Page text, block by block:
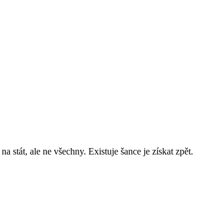
stát, ale ne všechny. Existuje šance je získat zpět.